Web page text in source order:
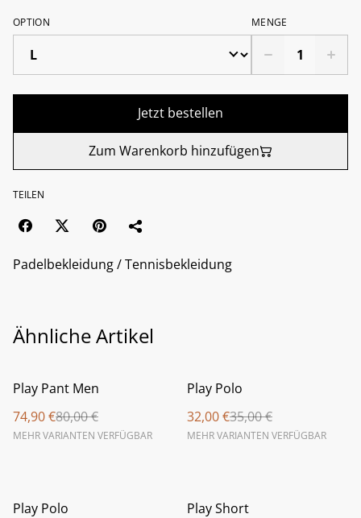
OPTION MENGE
Jetzt bestellen
Zum Warenkorb hinzufügen
TEILEN
Padelbekleidung / Tennisbekleidung
Ähnliche Artikel
%
Play Pant Men
74,90 €80,00 €
MEHR VARIANTEN VERFÜGBAR
%
Play Polo
32,00 €35,00 €
MEHR VARIANTEN VERFÜGBAR
%
Play Polo
%
Play Short